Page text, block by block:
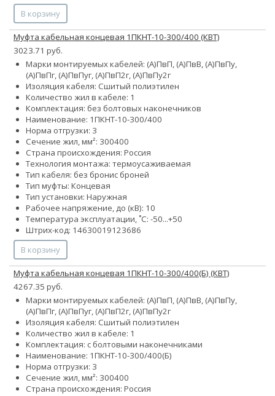
В корзину
Муфта кабельная концевая 1ПКНТ-10-300/400 (КВТ)
3023.71 руб.
Марки монтируемых кабелей: (А)ПвП, (А)ПвВ, (А)ПвПу,
(А)ПвПг, (А)ПвПуг, (А)ПвП2г, (А)ПвПу2г
Изоляция кабеля: Сшитый полиэтилен
Количество жил в кабеле: 1
Комплектация: без болтовых наконечников
Наименование: 1ПКНТ-10-300/400
Норма отгрузки: 3
Сечение жил, мм²: 300400
Страна происхождения: Россия
Технология монтажа: термоусаживаемая
Тип кабеля: без бронис броней
Тип муфты: Концевая
Тип установки: Наружная
Рабочее напряжение, до (кВ): 10
Температура эксплуатации, ˚С: -50...+50
Штрих-код: 14630019123686
В корзину
Муфта кабельная концевая 1ПКНТ-10-300/400(Б) (КВТ)
4267.35 руб.
Марки монтируемых кабелей: (А)ПвП, (А)ПвВ, (А)ПвПу,
(А)ПвПг, (А)ПвПуг, (А)ПвП2г, (А)ПвПу2г
Изоляция кабеля: Сшитый полиэтилен
Количество жил в кабеле: 1
Комплектация: с болтовыми наконечниками
Наименование: 1ПКНТ-10-300/400(Б)
Норма отгрузки: 3
Сечение жил, мм²: 300400
Страна происхождения: Россия